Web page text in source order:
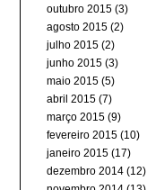
outubro 2015 (3)
agosto 2015 (2)
julho 2015 (2)
junho 2015 (3)
maio 2015 (5)
abril 2015 (7)
março 2015 (9)
fevereiro 2015 (10)
janeiro 2015 (17)
dezembro 2014 (12)